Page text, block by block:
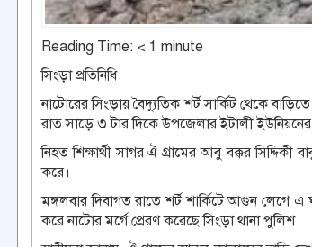
Reading Time: < 1 minute
সিংড়া প্রতিনিধি
নাটোরের সিংড়ায় বৈদ্যুতিক শর্ট সার্কিট থেকে
রাত সাড়ে ৩ টার দিকে উপজেলার ইটালী ইউনিয়নের
নিহত শিক্ষার্থী সাগর ঐ গ্রামের আবু বক্কর
করে।
মঙ্গলবার দিবাগত রাতে শর্ট শার্কিটে আগুন লেগে
করে নাটোর মর্গে প্রেরণ করেছে সিংড়া থানা পুলিশ।